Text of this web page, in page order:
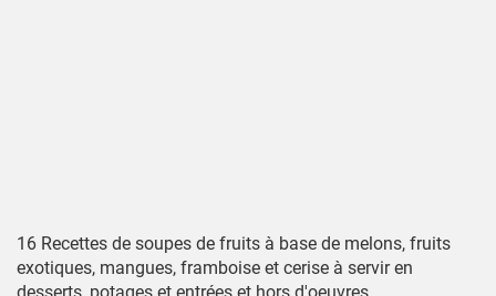
16 Recettes de soupes de fruits à base de melons, fruits
exotiques, mangues, framboise et cerise à servir en